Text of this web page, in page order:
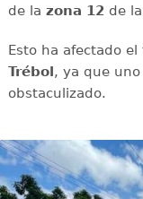
de la zona 12 de
Esto ha afectado
Trébol, ya que
obstaculizado.